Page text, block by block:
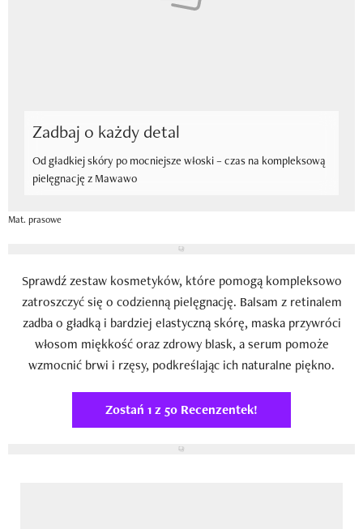
Mat. prasowe
Zadbaj o każdy detal
Od gładkiej skóry po mocniejsze włoski – czas na kompleksową
pielęgnację z Mawawo
Sprawdź zestaw kosmetyków, które pomogą kompleksowo
zatroszczyć się o codzienną pielęgnację. Balsam z retinalem
zadba o gładką i bardziej elastyczną skórę, maska przywróci
włosom miękkość oraz zdrowy blask, a serum pomoże
wzmocnić brwi i rzęsy, podkreślając ich naturalne piękno.
Zostań 1 z 50 Recenzentek!